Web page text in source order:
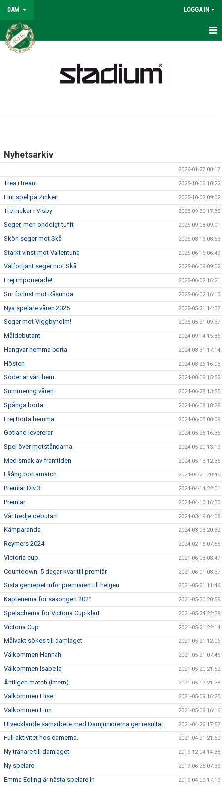
DAM LOGGA IN
NYHETER
Nyhetsarkiv
2026-01-27 08:17
Trea i trean! 2025-10-06 10:22
Fint spel på Zinken 2025-10-02 09:02
Tre nickar i Visby 2025-09-20 17:32
Seger, men onödigt tufft 2025-09-08 09:01
Skön seger mot Skå 2025-08-19 08:53
Starkt vinst mot Vallentuna 2025-06-16 06:49
Välförtjänt seger mot Skå 2025-06-09 09:02
Frej imponerade! 2025-06-02 16:21
Sur förlust mot Råsunda 2025-06-02 16:13
Nya spelare våren 2025 2025-05-21 14:37
Seger mot Viggbyholm! 2025-05-21 09:37
Måldebutant 2024-09-14 15:36
Hangvar hemma borta 2024-08-31 17:14
Hösten 2024-08-26 16:05
Söder är vårt hem 2024-08-09 15:52
Summering våren 2024-06-28 13:55
Spånga borta 2024-06-08 18:28
Frej Borta hemma 2024-06-05 08:09
Gotland levererar 2024-05-26 16:36
Spel över motståndarna 2024-05-20 13:19
Med smak av framtiden 2024-05-13 12:36
Låång bortamatch 2024-04-21 20:45
Premiär Div 3 2024-04-14 22:01
Premiär 2024-04-10 16:30
Vår tredje debutant 2024-03-19 04:08
Kämparanda 2024-03-03 20:32
Reymers 2024 2024-02-16 07:55
Victoria cup 2021-06-03 08:47
Countdown. 5 dagar kvar till premiär 2021-06-01 08:37
Sista genrepet inför premiären till helgen 2021-05-31 11:46
Kaptenerna för säsongen 2021 2021-05-30 20:59
Spelschema för Victoria Cup klart 2021-05-24 22:38
Victoria Cup 2021-05-21 22:14
Målvakt sökes till damlaget 2021-05-21 12:06
Välkommen Hannah 2021-05-21 07:45
Välkommen Isabella 2021-05-20 21:52
Äntligen match (intern) 2021-05-17 21:38
Välkommen Elise 2021-05-09 16:25
Välkommen Linn 2021-05-09 16:16
Utvecklande samarbete med Damjuniorerna ger resultat.. 2021-04-26 17:57
Full aktivitet hos damerna. 2021-04-21 21:50
Ny tränare till damlaget 2019-12-04 14:38
Ny spelare 2019-06-26 07:39
Emma Edling är nästa spelare in 2019-04-09 17:19